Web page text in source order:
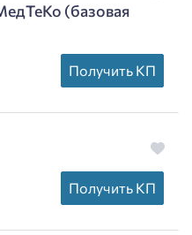
(базовая
Получить КП
Получить КП